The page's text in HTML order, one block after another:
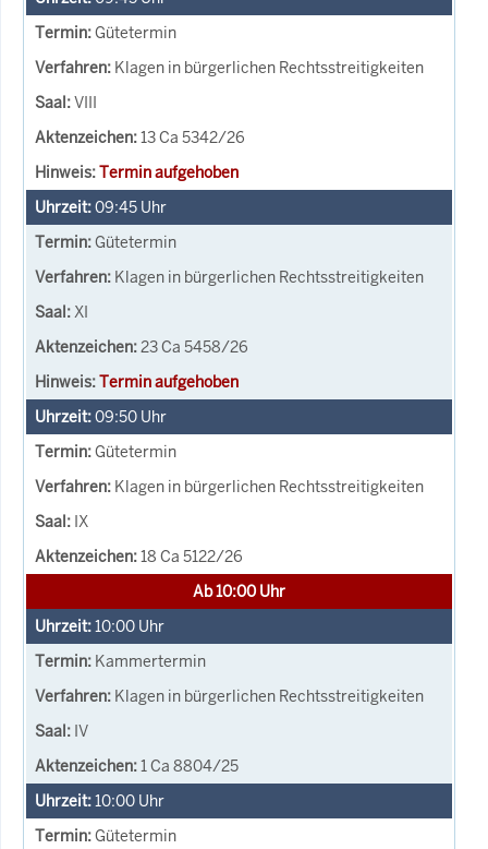
Gütetermin
Klagen in bürgerlichen Rechtsstreitigkeiten
VIII
13 Ca 5342/26
Termin aufgehoben
09:45 Uhr
Gütetermin
Klagen in bürgerlichen Rechtsstreitigkeiten
XI
23 Ca 5458/26
Termin aufgehoben
09:50 Uhr
Gütetermin
Klagen in bürgerlichen Rechtsstreitigkeiten
IX
18 Ca 5122/26
Ab 10:00 Uhr
10:00 Uhr
Kammertermin
Klagen in bürgerlichen Rechtsstreitigkeiten
IV
1 Ca 8804/25
10:00 Uhr
Gütetermin